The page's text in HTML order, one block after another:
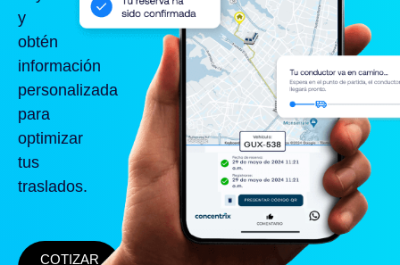
y
obtén
información
personalizada
para
optimizar
tus
traslados.
COTIZAR